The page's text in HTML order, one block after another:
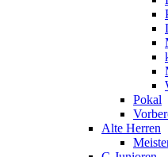
Pokal
Alte Herren